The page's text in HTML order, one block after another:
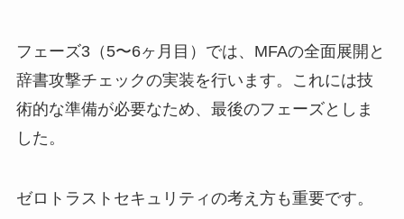
フェーズ3（5〜6ヶ月目）では、MFAの全面展開と
辞書攻撃チェックの実装を行います。これには技
術的な準備が必要なため、最後のフェーズとしま
した。
ゼロトラストセキュリティの考え方も重要です。